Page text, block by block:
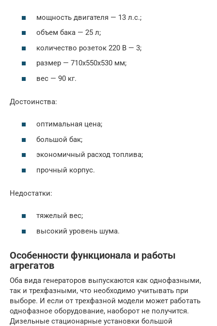
мощность двигателя — 13 л.с.;
объем бака — 25 л;
количество розеток 220 В — 3;
размер — 710x550x530 мм;
вес — 90 кг.
Достоинства:
оптимальная цена;
большой бак;
экономичный расход топлива;
прочный корпус.
Недостатки:
тяжелый вес;
высокий уровень шума.
Особенности функционала и работы
агрегатов
Оба вида генераторов выпускаются как однофазными,
так и трехфазными, что необходимо учитывать при
выборе. И если от трехфазной модели может работать
однофазное оборудование, наоборот не получится.
Дизельные стационарные установки большой